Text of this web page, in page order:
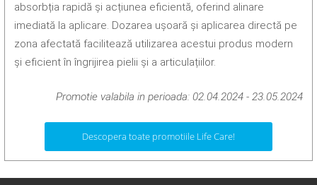
absorbția rapidă și acțiunea eficientă, oferind alinare
imediată la aplicare. Dozarea ușoară și aplicarea directă pe
zona afectată facilitează utilizarea acestui produs modern
și eficient în îngrijirea pielii și a articulațiilor.
Promotie valabila in perioada: 02.04.2024 - 23.05.2024
Descopera toate promotiile Life Care!